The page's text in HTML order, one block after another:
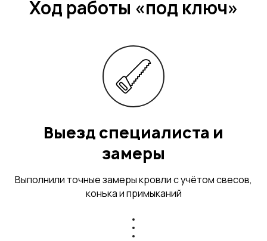
Ход работы «под ключ»
Выезд специалиста и
замеры
Выполнили точные замеры кровли с учётом свесов,
конька и примыканий